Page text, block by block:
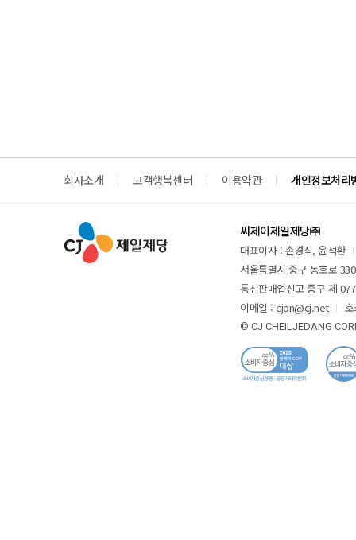
회사소개 고객행복센터 이용약관 개인정보처리
씨제이제일제당㈜
대표이사 : 손경식, 윤석환
서울특별시 중구 동호로
통신판매업신고 중구 제
이메일 : cjon@cj.net
© CJ CHEILJEDANG